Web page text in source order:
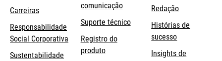
Carreiras
Responsabilidade
Social Corporativa opens
Sustentabilidade
comunicação
Suporte técnicoopens
Registro do
produto
Redação
Histórias de
sucesso
Insights de